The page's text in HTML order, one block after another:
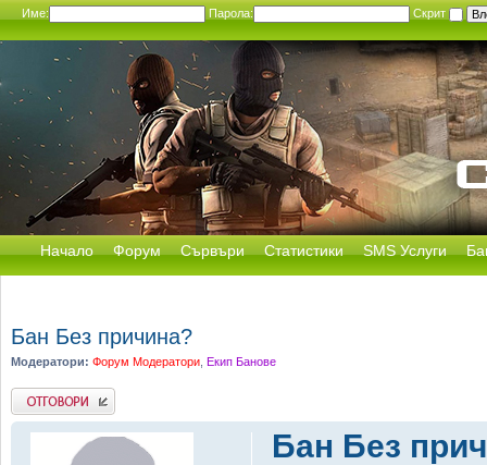
Име: Парола: Скрит
Начало Форум Сървъри Статистики SMS Услуги
Бан Без причина?
Модератори: Форум Модератори Екип Банове
Добави отговор
Бан Без